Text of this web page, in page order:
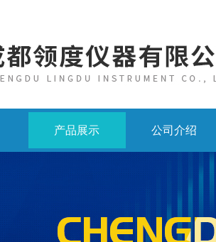
产品展示 公司介绍